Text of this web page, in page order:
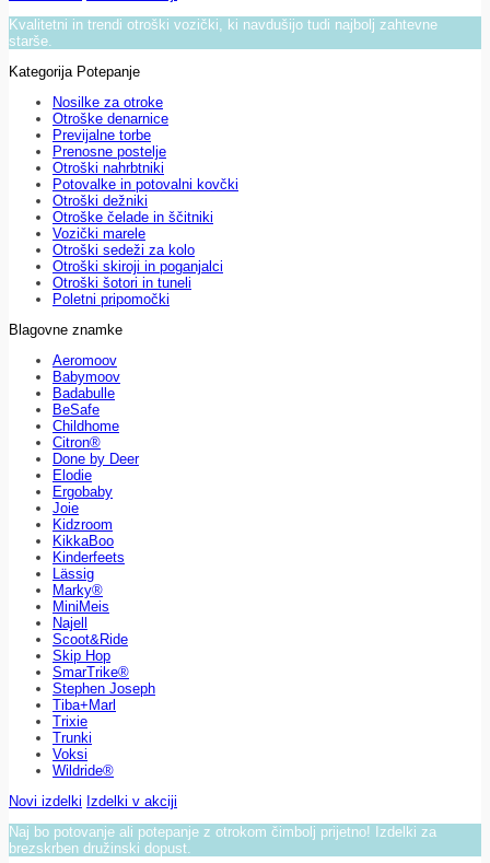
Kvalitetni in trendi otroški vozički, ki navdušijo tudi najbolj zahtevne
starše.
Kategorija Potepanje
Nosilke za otroke
Otroške denarnice
Previjalne torbe
Prenosne postelje
Otroški nahrbtniki
Potovalke in potovalni kovčki
Otroški dežniki
Otroške čelade in ščitniki
Vozički marele
Otroški sedeži za kolo
Otroški skiroji in poganjalci
Otroški šotori in tuneli
Poletni pripomočki
Blagovne znamke
Aeromoov
Babymoov
Badabulle
BeSafe
Childhome
Citron®
Done by Deer
Elodie
Ergobaby
Joie
Kidzroom
KikkaBoo
Kinderfeets
Lässig
Marky®
MiniMeis
Najell
Scoot&Ride
Skip Hop
SmarTrike®
Stephen Joseph
Tiba+Marl
Trixie
Trunki
Voksi
Wildride®
Novi izdelki Izdelki v akciji
Naj bo potovanje ali potepanje z otrokom čimbolj prijetno! Izdelki za
brezskrben družinski dopust.